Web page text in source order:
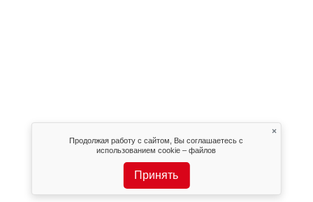
Продолжая работу с сайтом, Вы соглашаетесь с
использованием cookie – файлов
Принять
×